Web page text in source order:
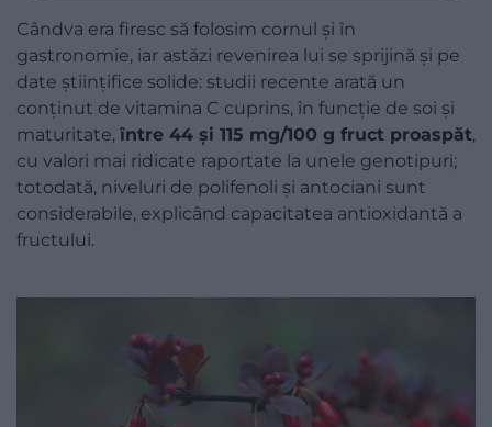
Cândva era firesc să folosim cornul și în
gastronomie, iar astăzi revenirea lui se sprijină și pe
date științifice solide: studii recente arată un
conținut de vitamina C cuprins, în funcție de soi și
maturitate, între 44 și 115 mg/100 g fruct proaspăt,
cu valori mai ridicate raportate la unele genotipuri;
totodată, niveluri de polifenoli și antociani sunt
considerabile, explicând capacitatea antioxidantă a
fructului.